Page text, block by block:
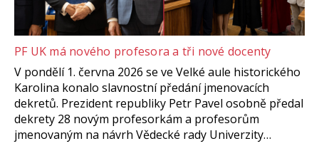
PF UK má nového profesora a tři nové docenty
V pondělí 1. června 2026 se ve Velké aule historického
Karolina konalo slavnostní předání jmenovacích
dekretů. Prezident republiky Petr Pavel osobně předal
dekrety 28 novým profesorkám a profesorům
jmenovaným na návrh Vědecké rady Univerzity…